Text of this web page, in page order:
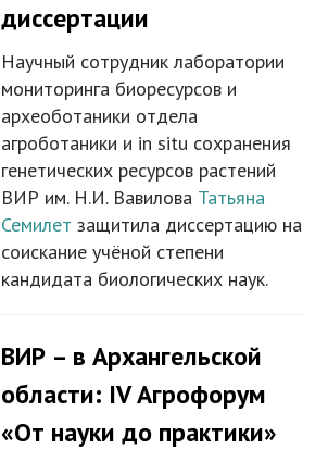
диссертации
Научный сотрудник лаборатории
мониторинга биоресурсов и
археоботаники отдела
агроботаники и in situ сохранения
генетических ресурсов растений
ВИР им. Н.И. Вавилова Татьяна
Семилет защитила диссертацию на
соискание учёной степени
кандидата биологических наук.
ВИР – в Архангельской
области: IV Агрофорум
«От науки до практики»